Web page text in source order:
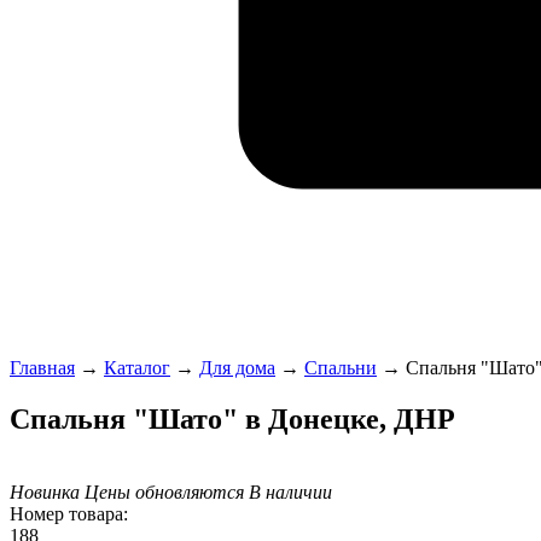
Главная → Каталог → Для дома → Спальни → Спальня
Спальня "Шато" в Донецке, ДНР
Новинка Цены обновляются В наличии
Номер товара:
188